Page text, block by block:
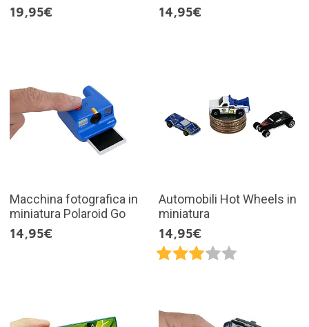
19,95€
14,95€
Macchina fotografica in
miniatura Polaroid Go
14,95€
Automobili Hot Wheels in
miniatura
14,95€